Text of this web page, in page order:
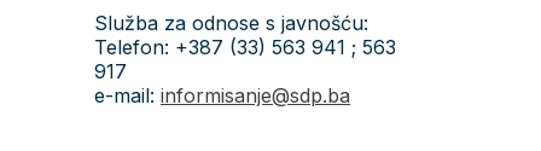
Služba za odnose s javnošću:
Telefon: +387 (33) 563 941 ; 563
917
e-mail: informisanje@sdp.ba